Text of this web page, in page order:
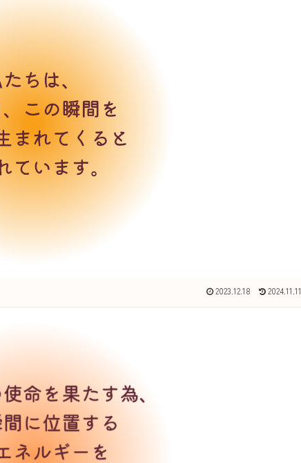
2023.12.18 2024.11.11